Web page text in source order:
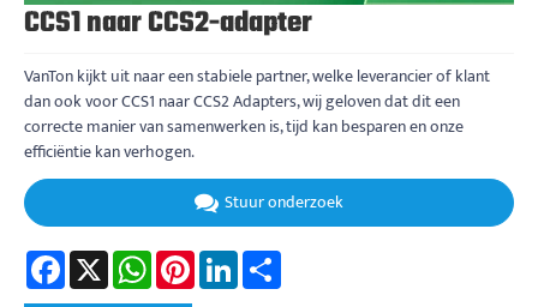
CCS1 naar CCS2-adapter
VanTon kijkt uit naar een stabiele partner, welke leverancier of klant
dan ook voor CCS1 naar CCS2 Adapters, wij geloven dat dit een
correcte manier van samenwerken is, tijd kan besparen en onze
efficiëntie kan verhogen.
Stuur onderzoek
Facebook
X WhatsAppPinterestLinkedIn